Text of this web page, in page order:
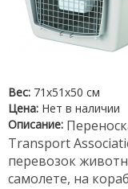
Вес: 71х51х50 см
Цена: Нет в наличии
Описание:
Transport
перевозок
самолете, на